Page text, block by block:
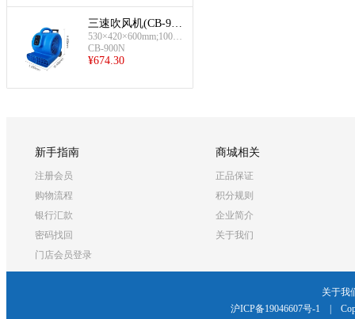
三速吹风机(CB-900
N)
530×420×600mm;1000
W
CB-900N
¥674.30
新手指南
注册会员
购物流程
银行汇款
密码找回
门店会员登录
商城相关
正品保证
积分规则
企业简介
关于我们
关于我
沪ICP备19046607号-1